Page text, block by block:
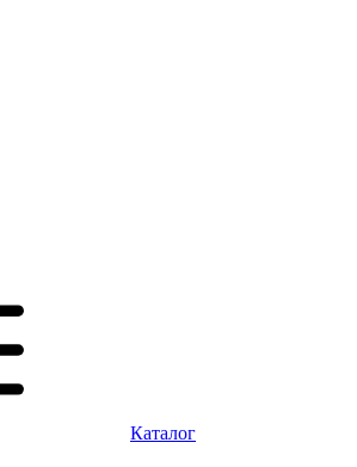
Каталог